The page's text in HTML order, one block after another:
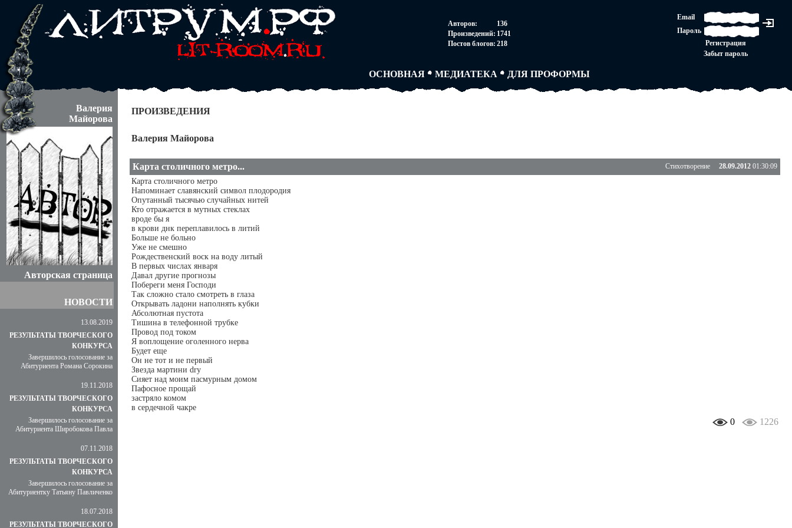
Авторов:
136
Произведений: 1741
Постов блогов: 218
Email
Пароль
Регистрация
Забыт пароль
ОСНОВНАЯ МЕДИАТЕКА
ПАРТНЕРСТВО
ТВОРЧЕСКИЕ ГРУППЫ
ДЛЯ ПРОФОРМЫ
АВТОРСКОЕ ПРАВО
Валерия
Майорова
Авторская страница
НОВОСТИ
13.08.2019
РЕЗУЛЬТАТЫ ТВОРЧЕСКОГО
КОНКУРСА
Завершилось голосование за
Абитуриента Романа Сорокина
19.11.2018
РЕЗУЛЬТАТЫ ТВОРЧЕСКОГО
КОНКУРСА
Завершилось голосование за
Абитуриента Широбокова Павла
07.11.2018
РЕЗУЛЬТАТЫ ТВОРЧЕСКОГО
КОНКУРСА
Завершилось голосование за
Абитуриентку Татьяну Павличенко
18.07.2018
РЕЗУЛЬТАТЫ ТВОРЧЕСКОГО
ПРОИЗВЕДЕНИЯ
Валерия Майорова
Карта столичного метро... Стихотворение 28.09.2012 01:30:09
Карта столичного метро
Напоминает славянский символ плодородия
Опутанный тысячью случайных нитей
Кто отражается в мутных стеклах
вроде бы я
в крови днк переплавилось в литий
Больше не больно
Уже не смешно
Рождественский воск на воду литый
В первых числах января
Давал другие прогнозы
Побереги меня Господи
Так сложно стало смотреть в глаза
Открывать ладони наполнять кубки
Абсолютная пустота
Тишина в телефонной трубке
Провод под током
Я воплощение оголенного нерва
Будет еще
Он не тот и не первый
Звезда мартини dry
Сияет над моим пасмурным домом
Пафосное прощай
застряло комом
в сердечной чакре
0 1226